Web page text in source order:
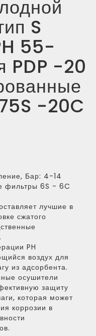
S
55-
PDP -20
-20C
Бар: 4-14
фильтры 6S - 6C
лучшие в
сжатого
PH
воздух для
из адсорбента.
осушители
защиту
которая может
коррозии в